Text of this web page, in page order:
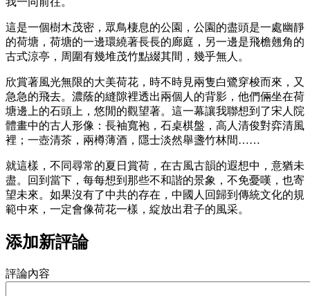
這是一個樹木茂密，眾鳥棲息的公園，公園的盡頭是一處幽靜
的荷塘，荷塘的一邊環繞著長長的廊庭，另一邊是飛檐翹角的
古式涼亭，周圍有幾堆茂竹點綴其間，幾乎無人。
欣賞著風光無限的大美荷花，時不時見兩隻白鷺穿梭而來，又
急急的飛去。濃蔭的縫隙裡透出兩個人的背影，他們倆坐在荷
塘邊上的石頭上，悠閒的觀望著。這一幕讓我聯想到了宋人院
體畫中的古人形像：長袖寬袍，石桌棋盤，高人清俊對弈清風
裡；一壺清茶，兩樽薄酒，隱士淡然舉盞竹林間……
就這樣，不同尋常的夏日賞荷，在古風古韻的遐想中，意猶未
盡。回到當下，每每想到那些不和諧的景象，不免憂嘆，也寄
望未來。如果沒有了中共的存在，中國人回歸到傳統文化的規
範中來，一定會像荷花一樣，綻放出君子的風采。
添加新評論
評論內容